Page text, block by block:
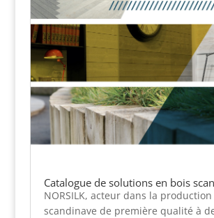
Catalogue de solutions en bois
NORSILK, acteur dans la
scandinave de première qualité à